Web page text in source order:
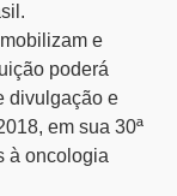
e
poderá
divulgação e
em sua 30ª
à oncologia